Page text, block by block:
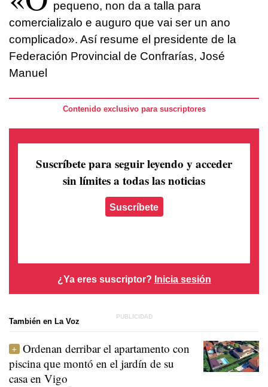
pequeno, non da a talla para
comercializalo e auguro que vai ser un ano
complicado». Así resume el presidente de la
Federación Provincial de Confrarías, José
Manuel
Contenido exclusivo para suscriptores
Suscríbete para seguir leyendo y acceder
sin límites a todas las noticias
Suscríbete
¿Ya eres suscriptor? Inicia sesión
También en La Voz
Ordenan derribar el apartamento con
piscina que montó en el jardín de su
casa en Vigo